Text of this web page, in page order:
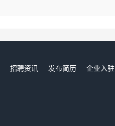
招聘资讯 发布简历 企业入驻